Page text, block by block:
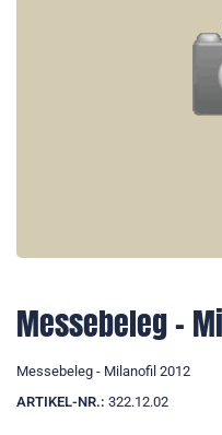
Messebeleg -
Messebeleg - Milanofil 2012
ARTIKEL-NR.: 322.12.02